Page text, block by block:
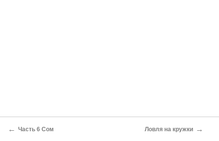
← Часть 6 Сом Ловля на кружки →